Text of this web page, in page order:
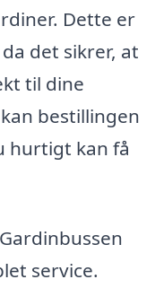
Dette er
det sikrer, at
til dine
bestillingen
hurtigt kan få
service.